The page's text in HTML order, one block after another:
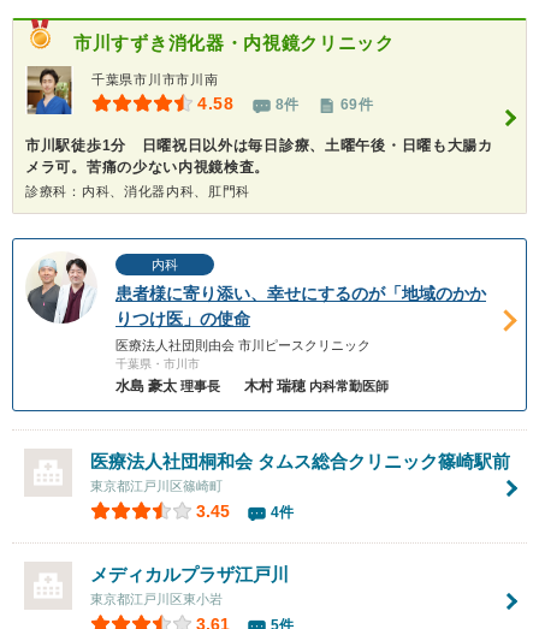
市川すずき消化器・内視鏡クリニック
千葉県市川市市川南
4.58 8件 69件
市川駅徒歩1分 日曜祝日以外は毎日診療、土曜午後・日曜も大腸カ
メラ可。苦痛の少ない内視鏡検査。
診療科：内科、消化器内科、肛門科
内科
患者様に寄り添い、幸せにするのが「地域のかか
りつけ医」の使命
医療法人社団則由会 市川ピースクリニック
千葉県・市川市
水島 豪太 理事長 木村 瑞穂 内科常勤医師
医療法人社団桐和会 タムス総合クリニック篠崎駅前
東京都江戸川区篠崎町
3.45 4件
メディカルプラザ江戸川
東京都江戸川区東小岩
3.61 5件